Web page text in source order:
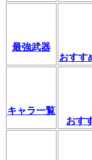
最強武器
おすす
キャラ一覧
おす